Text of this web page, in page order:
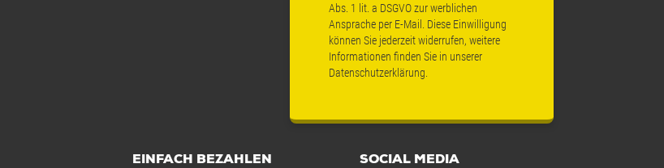
Abs. 1 lit. a DSGVO zur werblichen
Ansprache per E-Mail. Diese Einwilligung
können Sie jederzeit widerrufen, weitere
Informationen finden Sie in unserer
Datenschutzerklärung.
EINFACH BEZAHLEN SOCIAL MEDIA